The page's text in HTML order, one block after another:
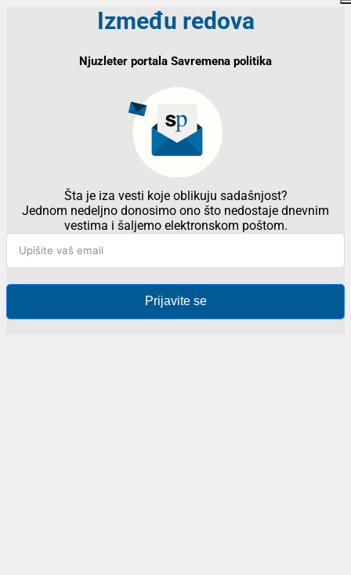
Između redova
Njuzleter portala Savremena politika
Šta je iza vesti koje oblikuju sadašnjost?
Jednom nedeljno donosimo ono što nedostaje dnevnim
vestima i šaljemo elektronskom poštom.
Prijavite se